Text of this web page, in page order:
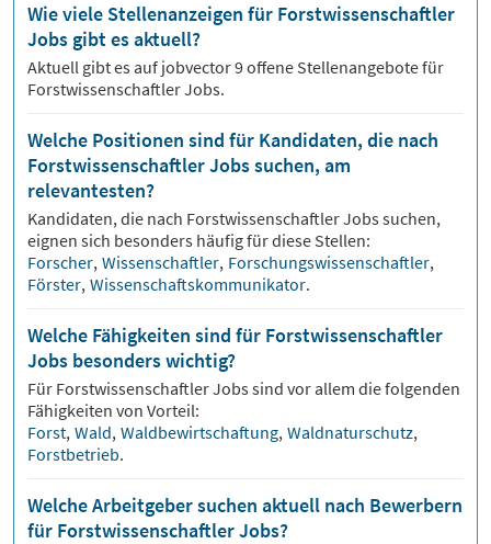
Wie viele Stellenanzeigen für Forstwissenschaftler
Jobs gibt es aktuell?
Aktuell gibt es auf jobvector9offene Stellenangebote für
Forstwissenschaftler Jobs.
Welche Positionen sind für Kandidaten, die nach
Forstwissenschaftler Jobs suchen, am
relevantesten?
Kandidaten, die nach ForstwissenschaftlerJobs suchen,
eignen sich besonders häufig für diese Stellen:
Forscher, Wissenschaftler, Forschungswissenschaftler,
Förster, Wissenschaftskommunikator.
Welche Fähigkeiten sind für Forstwissenschaftler
Jobs besonders wichtig?
Für ForstwissenschaftlerJobs sind vor allem die folgenden
Fähigkeiten von Vorteil:
Forst, Wald, Waldbewirtschaftung, Waldnaturschutz,
Forstbetrieb.
Welche Arbeitgeber suchen aktuell nach Bewerbern
für Forstwissenschaftler Jobs?